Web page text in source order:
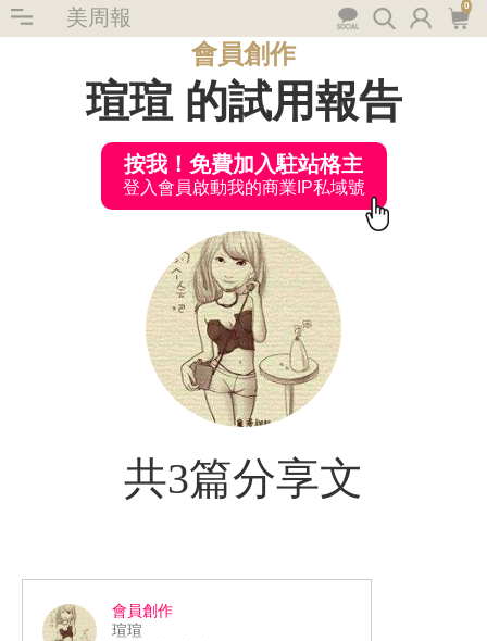
美周報 0
會員創作
瑄瑄 的試用報告
按我！免費加入駐站格主
登入會員啟動我的商業IP私域號
共3篇分享文
會員創作
瑄瑄